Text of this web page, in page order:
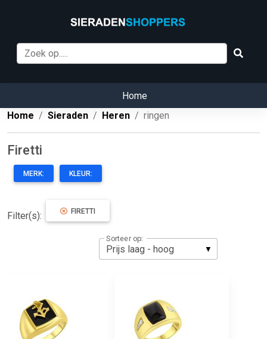
Home
Home
Sieraden Heren ringen
Firetti
MERK: KLEUR:
Filter(s): FIRETTI
Sorteer op: